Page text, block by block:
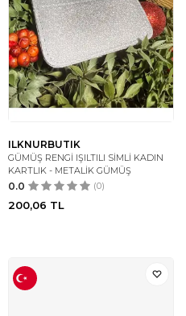
ILKNURBUTIK
GÜMÜŞ RENGİ IŞILTILI SİMLİ KADIN
KARTLIK - METALİK GÜMÜŞ
0.0 (0)
200,06 TL